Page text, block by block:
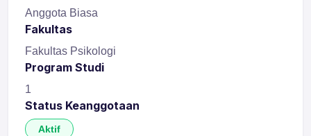
Anggota Biasa
Fakultas
Fakultas Psikologi
Program Studi
1
Status Keanggotaan
Aktif